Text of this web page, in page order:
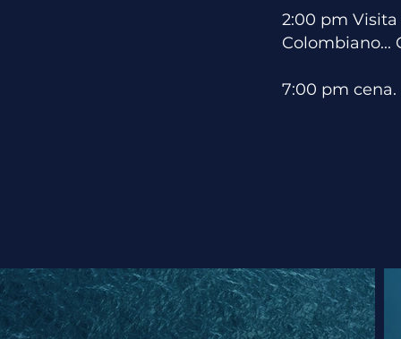
2:00 pm
Colombiano...
7:00 pm cena.